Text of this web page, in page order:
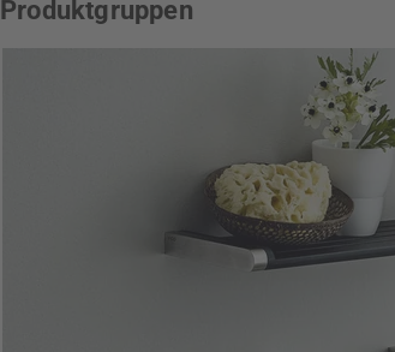
Produktgruppen